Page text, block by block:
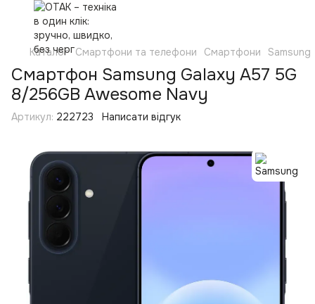
Каталог Смартфони та телефони Смартфони Samsung
Смартфон Samsung Galaxy A57 5G
8/256GB Awesome Navy
Артикул: 222723 Написати відгук